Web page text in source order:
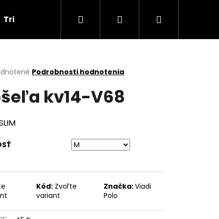
Tričká Darčekové poukážky
Hľadať PrihlásenieNákupný
Podrobnosti hodnotenia
kv14-V68
Kód: Zvoľte
variant
Značka:Viadi
Polo
Nasledujúce